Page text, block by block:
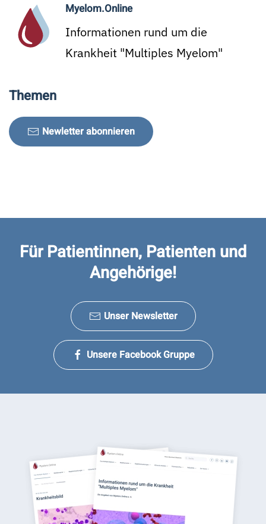
Myelom.Online
Informationen rund um die
Krankheit "Multiples Myelom"
Themen
Newletter abonnieren
Für Patientinnen, Patienten und
Angehörige!
Unser Newsletter
Unsere Facebook Gruppe